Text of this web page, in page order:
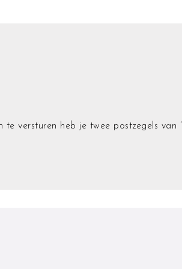
versturen heb je twee postzegels van